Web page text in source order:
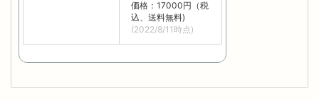
価格：17000円（税
込、送料無料)
(2022/8/11時点)